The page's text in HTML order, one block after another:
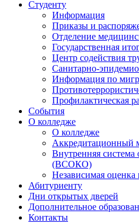
Студенту
Информация
Приказы и
Отделение
Государственная
Центр содействия
Санитарно-
Информация по
Профилактическая
События
О колледже
О колледже
Аккредитационный
Внутренняя система
(ВСОКО)
Независимая оценка
Абитуриенту
Дни открытых дверей
Дополнительное
Контакты